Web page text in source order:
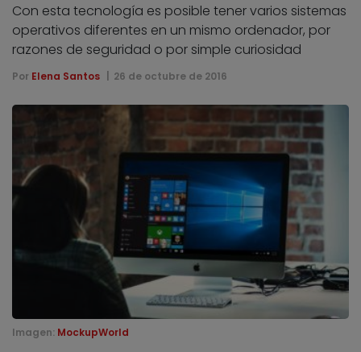
Con esta tecnología es posible tener varios sistemas
operativos diferentes en un mismo ordenador, por
razones de seguridad o por simple curiosidad
Por Elena Santos 26 de octubre de 2016
Imagen: MockupWorld